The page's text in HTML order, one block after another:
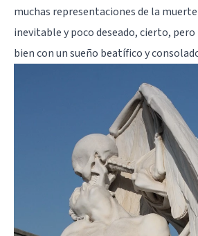
muchas representaciones de la
inevitable y poco deseado, cierto,
bien con un sueño beatífico y